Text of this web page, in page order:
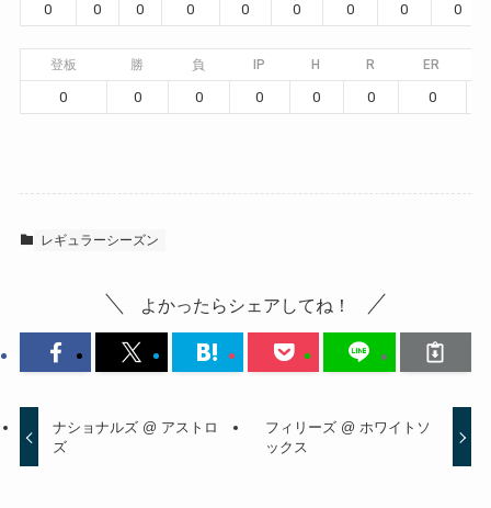
0 0 0 0 0 0 0 0 0
登板 勝 負 IP H R ER
0 0 0 0 0 0 0
レギュラーシーズン
よかったらシェアしてね！
ナショナルズ @ アストロ
ズ
フィリーズ @ ホワイトソ
ックス